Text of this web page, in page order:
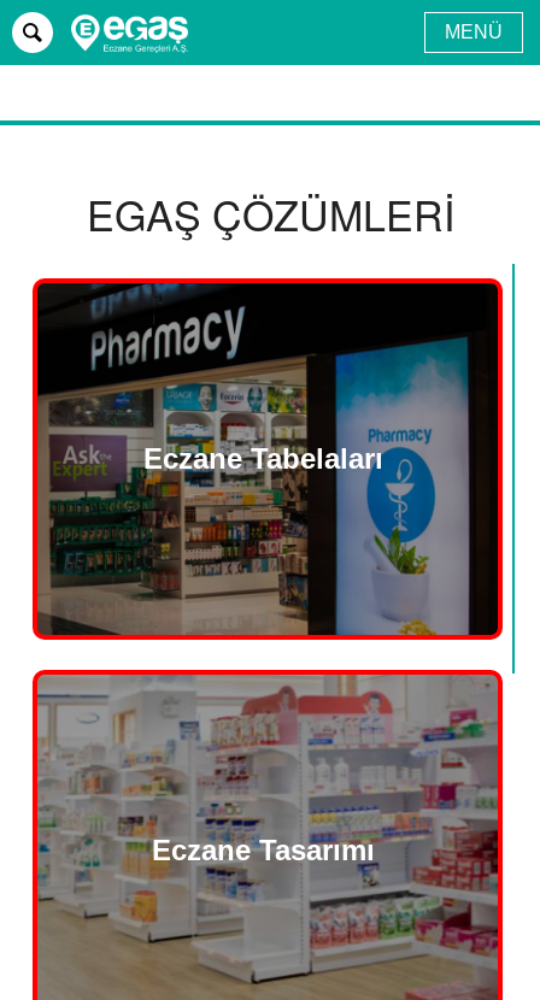
MENÜ
EGAŞ ÇÖZÜMLERİ
Eczane Tabelaları
Eczane Tasarımı